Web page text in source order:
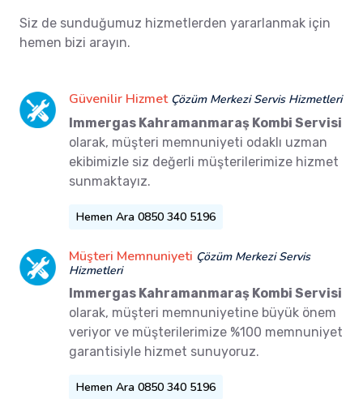
Siz de sunduğumuz hizmetlerden yararlanmak için
hemen bizi arayın.
Güvenilir Hizmet Çözüm Merkezi Servis Hizmetleri
Immergas Kahramanmaraş Kombi Servisi
olarak, müşteri memnuniyeti odaklı uzman
ekibimizle siz değerli müşterilerimize hizmet
sunmaktayız.
Hemen Ara 0850 340 5196
Müşteri Memnuniyeti Çözüm Merkezi Servis
Hizmetleri
Immergas Kahramanmaraş Kombi Servisi
olarak, müşteri memnuniyetine büyük önem
veriyor ve müşterilerimize %100 memnuniyet
garantisiyle hizmet sunuyoruz.
Hemen Ara 0850 340 5196